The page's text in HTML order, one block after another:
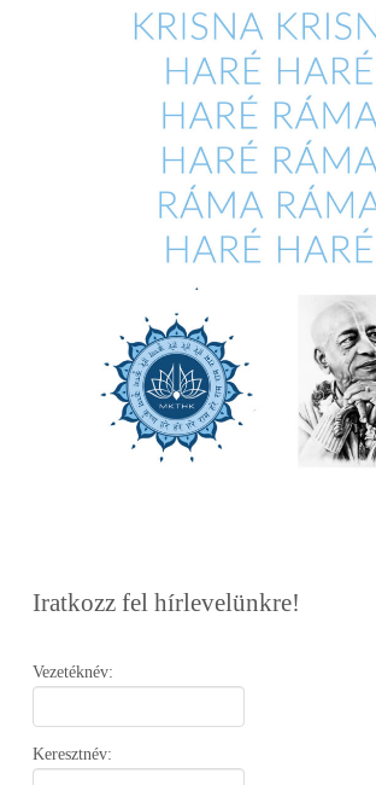
Iratkozz fel hírlevelünkre!
Vezetéknév:
Keresztnév: